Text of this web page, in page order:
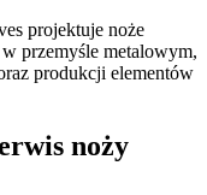
projektuje noże
przemyśle metalowym,
produkcji elementów
noży